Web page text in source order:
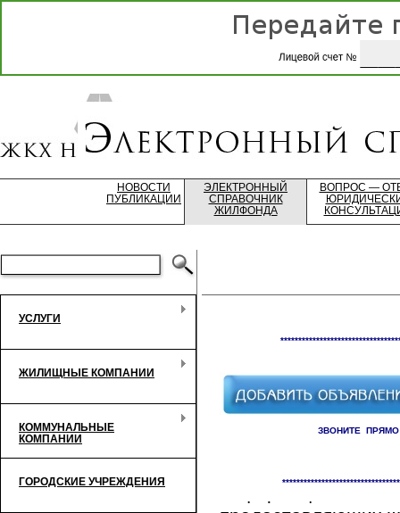
НОВОСТИ
ПУБЛИКАЦИИ
ЭЛЕКТРОННЫЙ
СПРАВОЧНИК
ЖИЛФОНДА
ВОПРОС —
УСЛУГИ
ЖИЛИЩНЫЕ КОМПАНИИ
КОММУНАЛЬНЫЕ
КОМПАНИИ
ГОРОДСКИЕ УЧРЕЖДЕНИЯ
ЗВОНИТЕ